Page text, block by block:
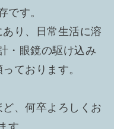
です。
り、日常生活に溶
・眼鏡の駆け込み
ております。
、何卒よろしくお
す。